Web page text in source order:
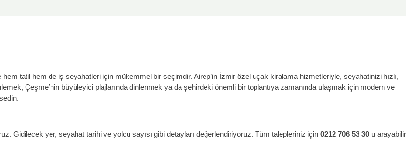
tatil hem de iş seyahatleri için mükemmel bir seçimdir. Airep’in İzmir özel uçak kiralama hizmetleriyle, seyahatinizi hızlı,
Çeşme’nin büyüleyici plajlarında dinlenmek ya da şehirdeki önemli bir toplantıya zamanında ulaşmak için modern ve
Gidilecek yer, seyahat tarihi ve yolcu sayısı gibi detayları değerlendiriyoruz. Tüm talepleriniz için 0212 706 53 30 u arayabilir